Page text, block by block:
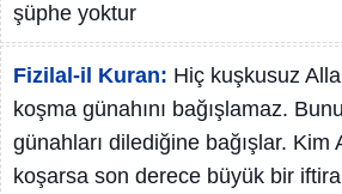
şüphe yoktur
Fizilal-il Kuran: Hiç kuşkusuz
koşma günahını bağışlamaz.
günahları dilediğine bağışlar. Kim
koşarsa son derece büyük bir